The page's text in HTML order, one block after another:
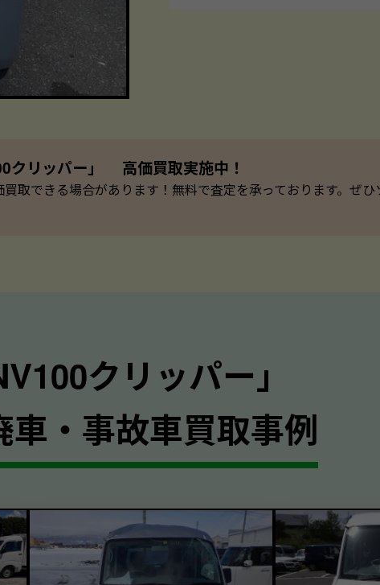
クリッパー」 高価買取実施中！
取できる場合があります！無料で査定を承っております。ぜ
クリッパー｣
車・事故車買取事例